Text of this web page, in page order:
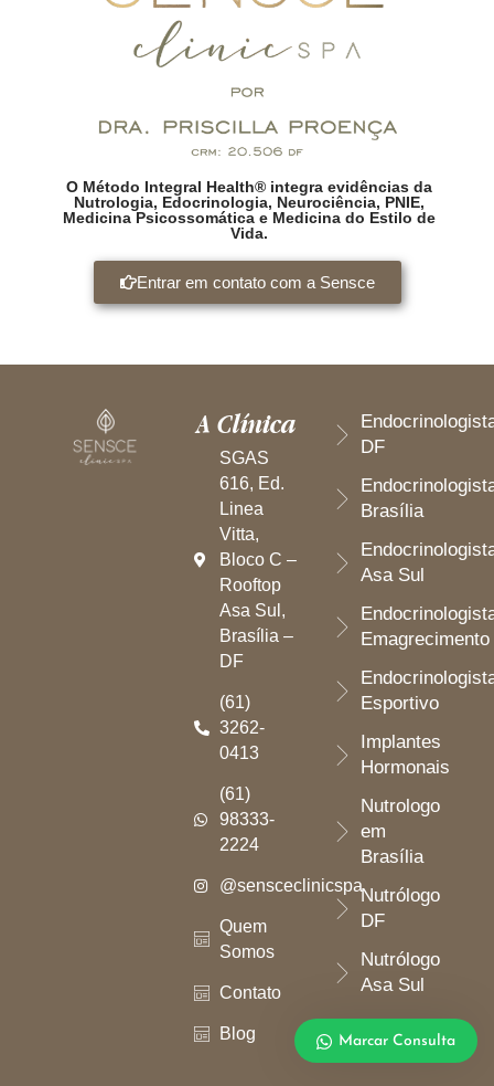
O Método Integral Health® integra evidências da
Nutrologia, Edocrinologia, Neurociência, PNIE,
Medicina Psicossomática e Medicina do Estilo de
Vida.
Entrar em contato com a Sensce
A Clínica
SGAS
616, Ed.
Linea
Vitta,
Bloco C –
Rooftop
Asa Sul,
Brasília –
DF
(61)
3262-
0413
(61)
98333-
2224
@sensceclinicspa
Quem
Somos
Contato
Blog
DF
Brasília
Asa Sul
Emagrecimento
Esportivo
Implantes
Hormonais
Nutrologo
em
Brasília
Nutrólogo
DF
Nutrólogo
Asa Sul
Marcar Consulta